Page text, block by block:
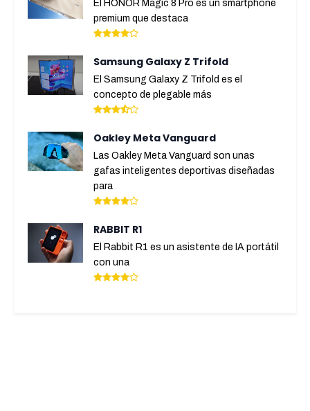
El HONOR Magic 8 Pro es un smartphone
premium que destaca
Samsung Galaxy Z Trifold
El Samsung Galaxy Z Trifold es el
concepto de plegable más
Oakley Meta Vanguard
Las Oakley Meta Vanguard son unas
gafas inteligentes deportivas diseñadas
para
RABBIT R1
El Rabbit R1 es un asistente de IA portátil
con una